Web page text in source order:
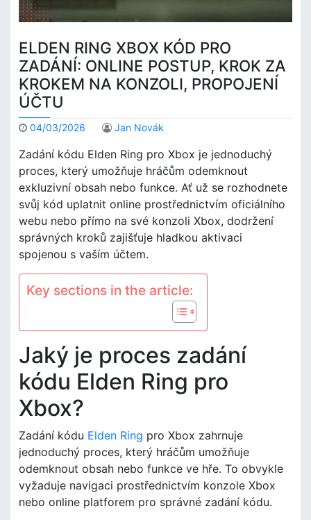
ELDEN RING XBOX KÓD PRO
ZADÁNÍ: ONLINE POSTUP, KROK ZA
KROKEM NA KONZOLI, PROPOJENÍ
ÚČTU
04/03/2026 Jan Novák
Zadání kódu Elden Ring pro Xbox je jednoduchý
proces, který umožňuje hráčům odemknout
exkluzivní obsah nebo funkce. Ať už se rozhodnete
svůj kód uplatnit online prostřednictvím oficiálního
webu nebo přímo na své konzoli Xbox, dodržení
správných kroků zajišťuje hladkou aktivaci
spojenou s vaším účtem.
Key sections in the article:
Jaký je proces zadání
kódu Elden Ring pro
Xbox?
Zadání kódu Elden Ring pro Xbox zahrnuje
jednoduchý proces, který hráčům umožňuje
odemknout obsah nebo funkce ve hře. To obvykle
vyžaduje navigaci prostřednictvím konzole Xbox
nebo online platforem pro správné zadání kódu.